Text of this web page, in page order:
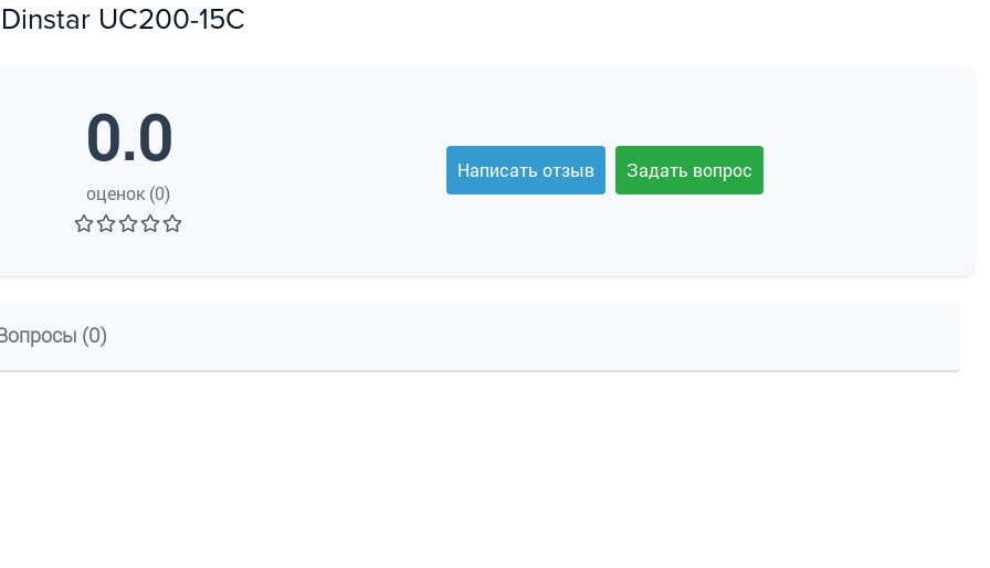
UC200-15C
0.0
оценок (0)
Написать отзыв Задать вопрос
(0)